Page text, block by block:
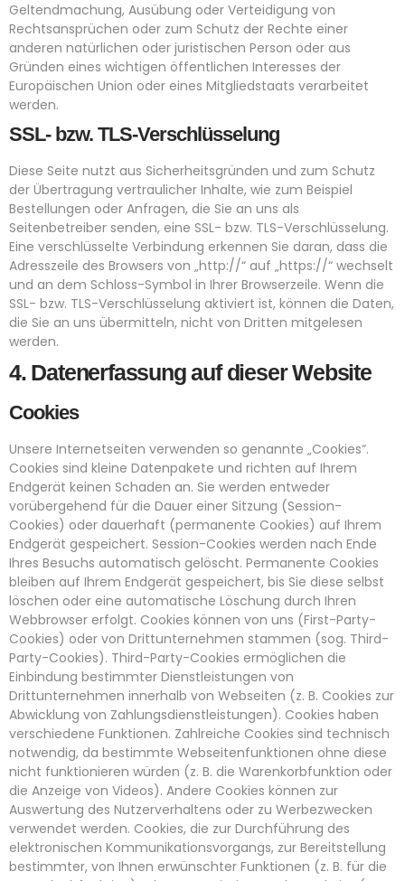
Geltendmachung, Ausübung oder Verteidigung von
Rechtsansprüchen oder zum Schutz der Rechte einer
anderen natürlichen oder juristischen Person oder aus
Gründen eines wichtigen öffentlichen Interesses der
Europäischen Union oder eines Mitgliedstaats verarbeitet
werden.
SSL- bzw. TLS-Verschlüsselung
Diese Seite nutzt aus Sicherheitsgründen und zum Schutz
der Übertragung vertraulicher Inhalte, wie zum Beispiel
Bestellungen oder Anfragen, die Sie an uns als
Seitenbetreiber senden, eine SSL- bzw. TLS-Verschlüsselung.
Eine verschlüsselte Verbindung erkennen Sie daran, dass die
Adresszeile des Browsers von „http://“ auf „https://“ wechselt
und an dem Schloss-Symbol in Ihrer Browserzeile. Wenn die
SSL- bzw. TLS-Verschlüsselung aktiviert ist, können die Daten,
die Sie an uns übermitteln, nicht von Dritten mitgelesen
werden.
4. Datenerfassung auf dieser Website
Cookies
Unsere Internetseiten verwenden so genannte „Cookies“.
Cookies sind kleine Datenpakete und richten auf Ihrem
Endgerät keinen Schaden an. Sie werden entweder
vorübergehend für die Dauer einer Sitzung (Session-
Cookies) oder dauerhaft (permanente Cookies) auf Ihrem
Endgerät gespeichert. Session-Cookies werden nach Ende
Ihres Besuchs automatisch gelöscht. Permanente Cookies
bleiben auf Ihrem Endgerät gespeichert, bis Sie diese selbst
löschen oder eine automatische Löschung durch Ihren
Webbrowser erfolgt. Cookies können von uns (First-Party-
Cookies) oder von Drittunternehmen stammen (sog. Third-
Party-Cookies). Third-Party-Cookies ermöglichen die
Einbindung bestimmter Dienstleistungen von
Drittunternehmen innerhalb von Webseiten (z. B. Cookies zur
Abwicklung von Zahlungsdienstleistungen). Cookies haben
verschiedene Funktionen. Zahlreiche Cookies sind technisch
notwendig, da bestimmte Webseitenfunktionen ohne diese
nicht funktionieren würden (z. B. die Warenkorbfunktion oder
die Anzeige von Videos). Andere Cookies können zur
Auswertung des Nutzerverhaltens oder zu Werbezwecken
verwendet werden. Cookies, die zur Durchführung des
elektronischen Kommunikationsvorgangs, zur Bereitstellung
bestimmter, von Ihnen erwünschter Funktionen (z. B. für die